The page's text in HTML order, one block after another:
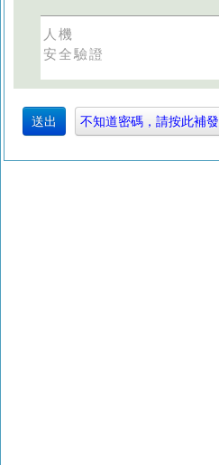
人機
安全驗證